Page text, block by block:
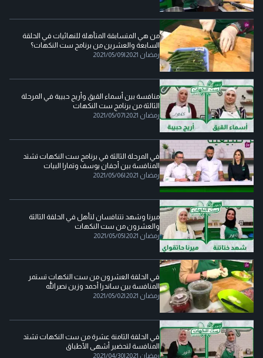
من هي المتسابقة المتأهلة للنهائيات في الحلقة
السابعة والعشرين من برنامج ست النكهات؟
رمضان 2021
|
2021/05/09
منافسة بين أسماء القيق وأريج حبيبة في المرحلة
الثالثة من برنامج ست النكهات
رمضان 2021
|
2021/05/07
في المرحلة الثالثة في برنامج ست النكهات تشتد
المنافسة بين أجفان يوسف وتمارا البيات
رمضان 2021
|
2021/05/06
ميرنا وشهد تتنافسان لتأهل في الحلقة الثالثة
والعشرون من ست النكهات
رمضان 2021
|
2021/05/05
في الحلقة العشرون من ست النكهات تستمر
المنافسة بين ساندرا أحمد وزين نصرالله
رمضان 2021
|
2021/05/02
في الحلقة الثامنة عشرة من ست النكهات تشتد
المنافسة لتحضير أشهى الأطباق
رمضان 2021
|
2021/04/30